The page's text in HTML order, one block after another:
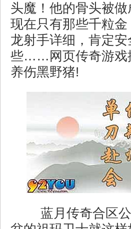
头魔！他的骨头被
现在只有那些千粒
龙射手详细，肯定
些……网页传奇游戏
养伤黑野猪!
蓝月传奇合区